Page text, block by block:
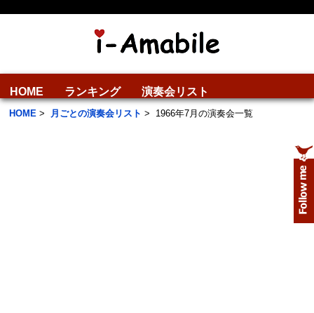
HOME ランキング 演奏会リスト
HOME > 月ごとの演奏会リスト > 1966年7月の演奏会一覧